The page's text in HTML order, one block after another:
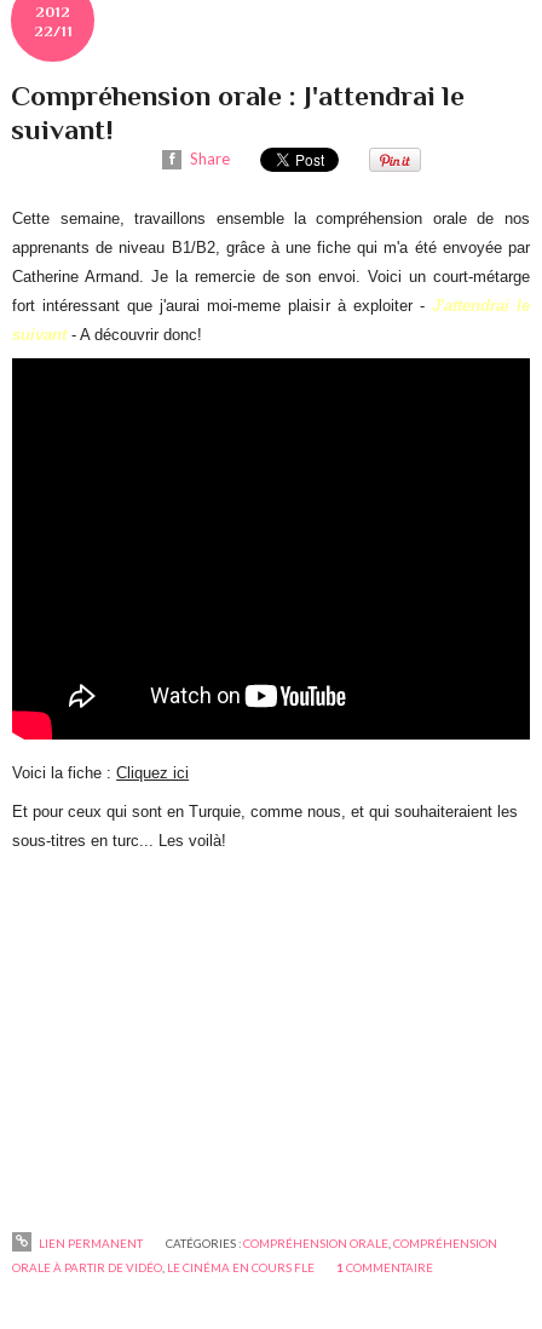
2012
22/11
Compréhension orale : J'attendrai le
suivant!
Share
Cette semaine, travaillons ensemble la compréhension orale de nos
apprenants de niveau B1/B2, grâce à une fiche qui m'a été envoyée par
Catherine Armand. Je la remercie de son envoi. Voici un court-métarge
fort intéressant que j'aurai moi-meme plaisir à exploiter - J'attendrai le
suivant- A découvrir donc!
Voici la fiche :Cliquez ici
Et pour ceux qui sont en Turquie, comme nous, et qui souhaiteraient les
sous-titres en turc... Les voilà!
LIEN PERMANENT CATÉGORIES :COMPRÉHENSION ORALE, COMPRÉHENSION
ORALE À PARTIR DE VIDÉO LE CINÉMA EN COURS FLE 1 COMMENTAIRE